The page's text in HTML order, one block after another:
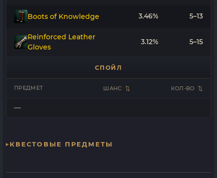
Boots of Knowledge 3.46% 5–13
Reinforced Leather
Gloves
3.12% 5–15
СПОЙЛ
ПРЕДМЕТ ШАНС КОЛ-ВО
—
КВЕСТОВЫЕ ПРЕДМЕТЫ